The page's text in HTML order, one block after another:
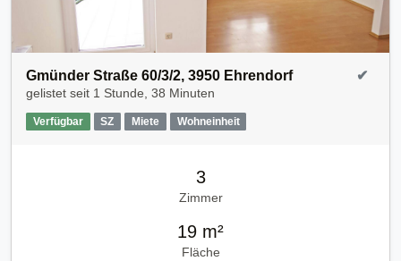
Gmünder Straße 60/3/2, 3950 Ehrendorf
gelistet seit 1 Stunde, 38 Minuten
Verfügbar SZ Miete Wohneinheit
✔
3
Zimmer
19 m²
Fläche